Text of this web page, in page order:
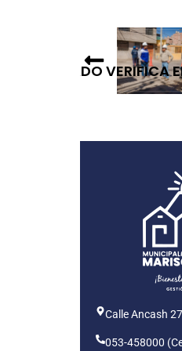
INOPINADO VERIFICA
Calle Ancash
053-458000